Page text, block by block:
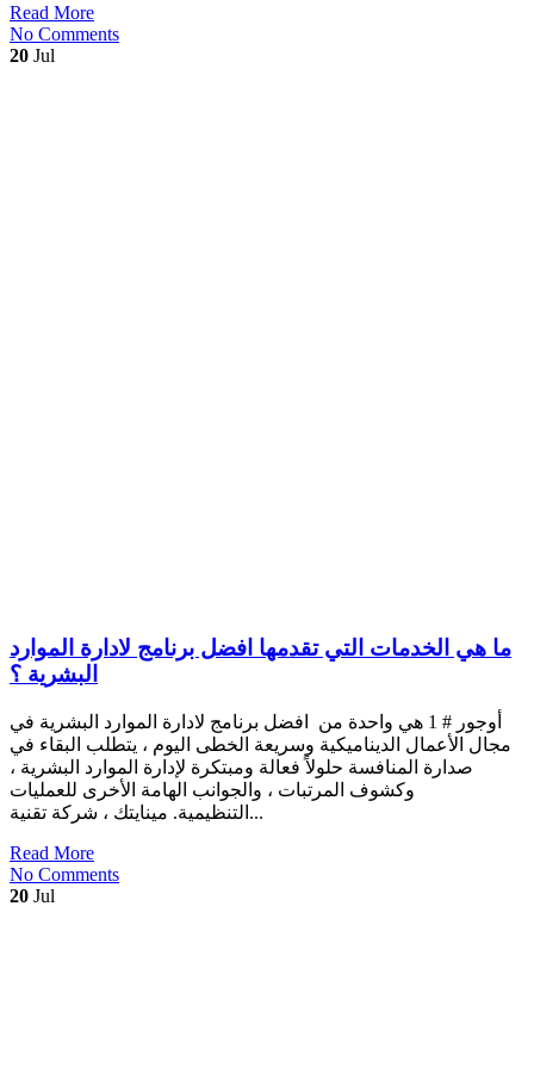
Read More
No Comments
20 Jul
ما هي الخدمات التي تقدمها افضل برنامج لادارة الموارد
البشرية ؟
أوجور # 1 هي واحدة من افضل برنامج لادارة الموارد البشرية في
مجال الأعمال الديناميكية وسريعة الخطى اليوم ، يتطلب البقاء في
صدارة المنافسة حلولاً فعالة ومبتكرة لإدارة الموارد البشرية ،
وكشوف المرتبات ، والجوانب الهامة الأخرى للعمليات
التنظيمية. مينايتك ، شركة تقنية...
Read More
No Comments
20 Jul